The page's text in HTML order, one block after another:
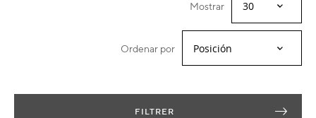
Mostrar
Ordenar por
FILTRER